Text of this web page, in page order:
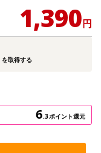
1,390円
を取得する
6.3ポイント還元